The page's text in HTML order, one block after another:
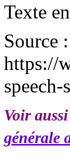
Texte
Source :
https://
Voir
générale